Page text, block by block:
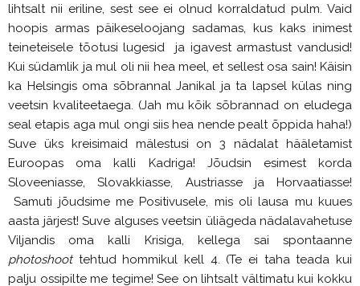
lihtsalt nii eriline, sest see ei olnud korraldatud pulm. Vaid
hoopis armas päikeseloojang sadamas, kus kaks inimest
teineteisele tõotusi lugesid ja igavest armastust vandusid!
Kui südamlik ja mul oli nii hea meel, et sellest osa sain! Käisin
ka Helsingis oma sõbrannal Janikal ja ta lapsel külas ning
veetsin kvaliteetaega. (Jah mu kõik sõbrannad on eludega
seal etapis aga mul ongi siis hea nende pealt õppida haha!)
Suve üks kreisimaid mälestusi on 3 nädalat hääletamist
Euroopas oma kalli Kadriga! Jõudsin esimest korda
Sloveeniasse, Slovakkiasse, Austriasse ja Horvaatiasse!
Samuti jõudsime me Positivusele, mis oli lausa mu kuues
aasta järjest! Suve alguses veetsin üliägeda nädalavahetuse
Viljandis oma kalli Krisiga, kellega sai spontaanne
photoshoottehtud hommikul kell 4. (Te ei taha teada kui
palju ossipilte me tegime! See on lihtsalt vältimatu kui kokku